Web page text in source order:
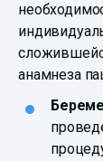
анамнеза